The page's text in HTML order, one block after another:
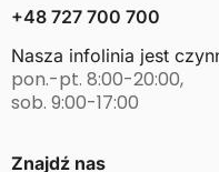
+48 727 700 700
Nasza infolinia jest
pon.-pt. 8:00-20:00,
sob. 9:00-17:00
Znajdź nas